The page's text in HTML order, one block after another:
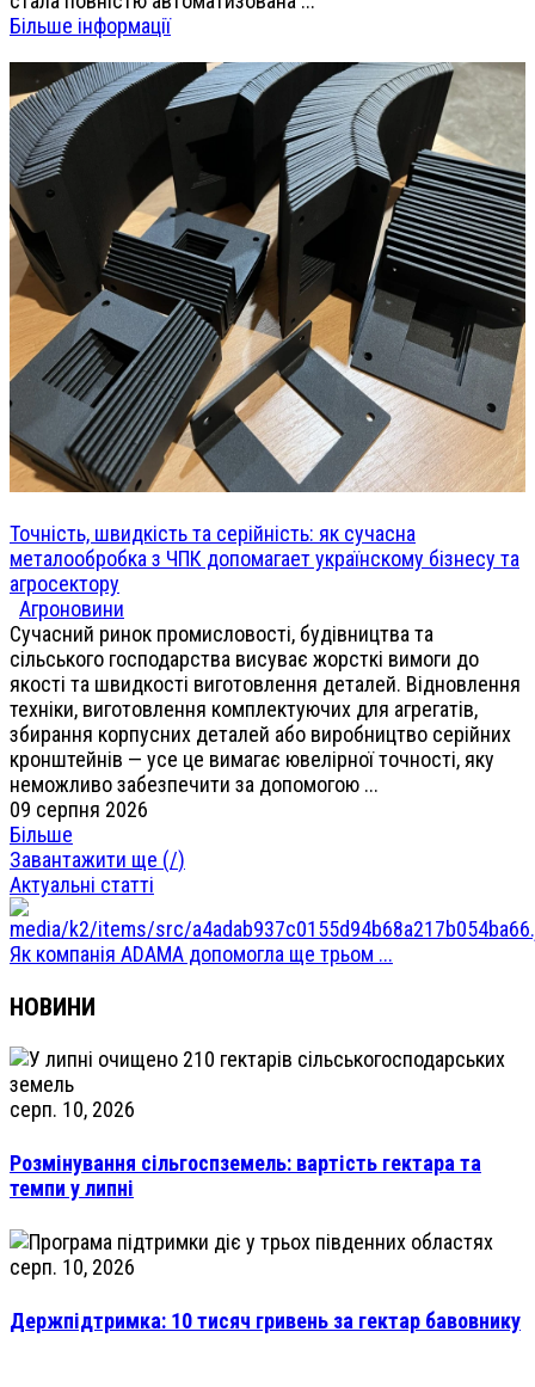
Більше інформації
Точність, швидкість та серійність: як сучасна
металообробка з ЧПК допомагает українскому бізнесу та
агросектору
Агроновини
Сучасний ринок промисловості, будівництва та
сільського господарства висуває жорсткі вимоги до
якості та швидкості виготовлення деталей. Відновлення
техніки, виготовлення комплектуючих для агрегатів,
збирання корпусних деталей або виробництво серійних
кронштейнів — усе це вимагає ювелірної точності, яку
неможливо забезпечити за допомогою ...
09 серпня 2026
Більше
Завантажити ще (/)
Актуальні статті
Як компанія ADAMA допомогла ще трьом ...
НОВИНИ
серп. 10, 2026
Розмінування сільгоспземель: вартість гектара та
темпи у липні
серп. 10, 2026
Держпідтримка: 10 тисяч гривень за гектар бавовнику